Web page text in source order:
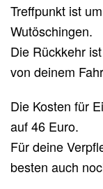
Treffpunkt ist
Wutöschingen.
Die Rückkehr
von deinem
Die Kosten für
auf 46 Euro.
Für deine
besten auch